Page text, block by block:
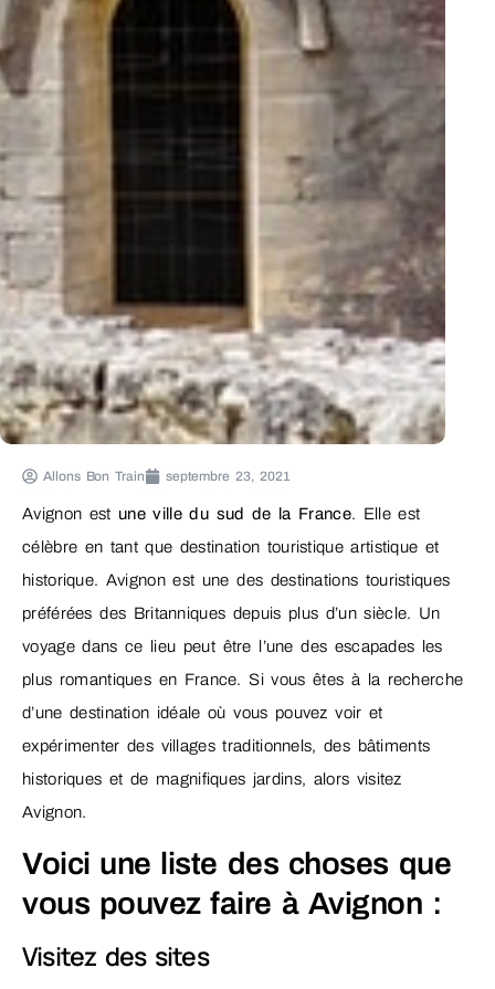
Allons Bon Train septembre 23, 2021
Avignon est une ville du sud de la France. Elle est
célèbre en tant que destination touristique artistique et
historique. Avignon est une des destinations touristiques
préférées des Britanniques depuis plus d’un siècle. Un
voyage dans ce lieu peut être l’une des escapades les
plus romantiques en France. Si vous êtes à la recherche
d’une destination idéale où vous pouvez voir et
expérimenter des villages traditionnels, des bâtiments
historiques et de magnifiques jardins, alors visitez
Avignon.
Voici une liste des choses que
vous pouvez faire à Avignon :
Visitez des sites